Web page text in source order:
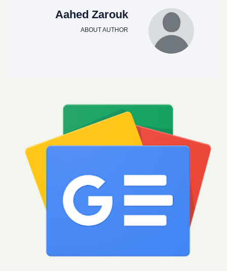
Aahed Zarouk
ABOUT AUTHOR